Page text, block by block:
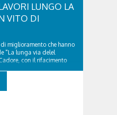
LUNGO LA
VITO DI
miglioramento che hanno
"La lunga via delel
con il rifacimento